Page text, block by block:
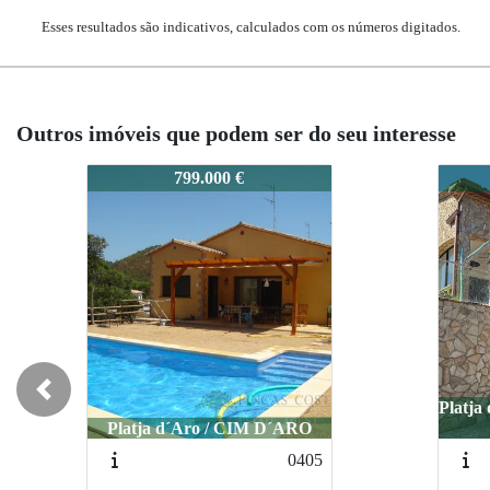
Esses resultados são indicativos, calculados com os números digitados.
Outros imóveis que podem ser do seu interesse
899.000 €
Platja d´Aro / Urbanización Mas
Ros
5067
0989
899.000 €
Platja d´Aro / Urbanización Mas
Ros
5067
0989
Previous